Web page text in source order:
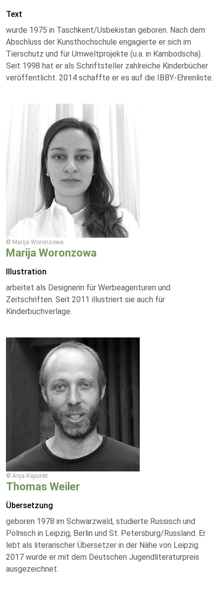
Text
wurde 1975 in Taschkent/Usbekistan geboren. Nach dem
Abschluss der Kunsthochschule engagierte er sich im
Tierschutz und für Umweltprojekte (u.a. in Kambodscha).
Seit 1998 hat er als Schriftsteller zahlreiche Kinderbücher
veröffentlicht. 2014 schaffte er es auf die IBBY-Ehrenliste.
© Marija Woronzowa
Marija Woronzowa
Illustration
arbeitet als Designerin für Werbeagenturen und
Zeitschriften. Seit 2011 illustriert sie auch für
Kinderbuchverlage.
© Anja Kapunkt
Thomas Weiler
Übersetzung
geboren 1978 im Schwarzwald, studierte Russisch und
Polnisch in Leipzig, Berlin und St. Petersburg/Russland. Er
lebt als literarischer Übersetzer in der Nähe von Leipzig.
2017 wurde er mit dem Deutschen Jugendliteraturpreis
ausgezeichnet.